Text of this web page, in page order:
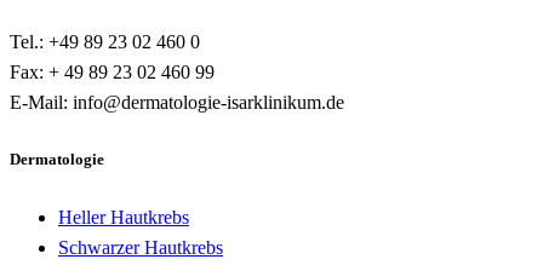
Tel.: +49 89 23 02 460 0
Fax: + 49 89 23 02 460 99
E-Mail: info@dermatologie-isarklinikum.de
Dermatologie
Heller Hautkrebs
Schwarzer Hautkrebs